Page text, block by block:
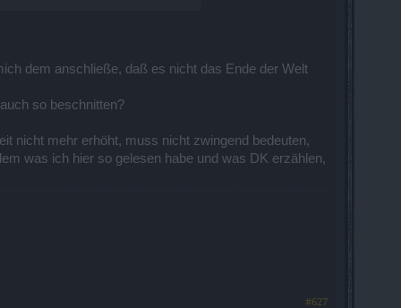
dem anschließe, daß es nicht das Ende der Welt
so beschnitten?
nicht mehr erhöht, muss nicht zwingend bedeuten,
was ich hier so gelesen habe und was DK erzählen,
#627